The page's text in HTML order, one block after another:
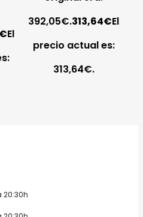
€El
392,05€.313,64€El
precio actual es:
313,64€.
20:30h